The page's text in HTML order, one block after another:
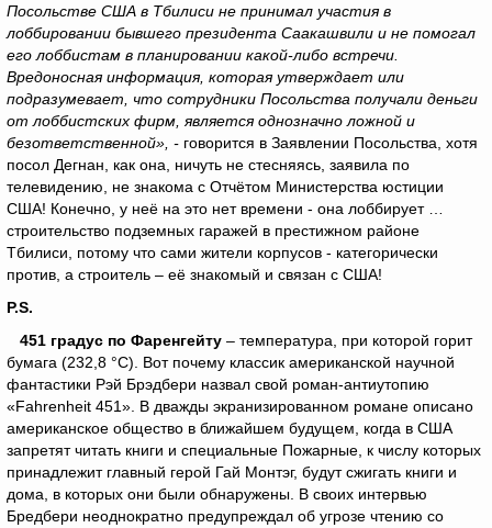
Посольстве США в Тбилиси не принимал участия в
лоббировании бывшего президента Саакашвили и не помогал
его лоббистам в планировании какой-либо встречи.
Вредоносная информация, которая утверждает или
подразумевает, что сотрудники Посольства получали деньги
от лоббистских фирм, является однозначно ложной и
безответственной», - говорится в Заявлении Посольства, хотя
посол Дегнан, как она, ничуть не стесняясь, заявила по
телевидению, не знакома с Отчётом Министерства юстиции
США! Конечно, у неё на это нет времени - она лоббирует …
строительство подземных гаражей в престижном районе
Тбилиси, потому что сами жители корпусов - категорически
против, а строитель – её знакомый и связан с США!
P.S.
451 градус по Фаренгейту – температура, при которой горит
бумага (232,8 °C). Вот почему классик американской научной
фантастики Рэй Брэдбери назвал свой роман-антиутопию
«Fahrenheit 451». В дважды экранизированном романе описано
американское общество в ближайшем будущем, когда в США
запретят читать книги и специальные Пожарные, к числу которых
принадлежит главный герой Гай Монтэг, будут сжигать книги и
дома, в которых они были обнаружены. В своих интервью
Бредбери неоднократно предупреждал об угрозе чтению со